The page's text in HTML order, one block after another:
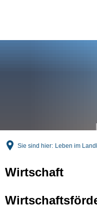
Sie sind hier: Leben im
Wirtschaft